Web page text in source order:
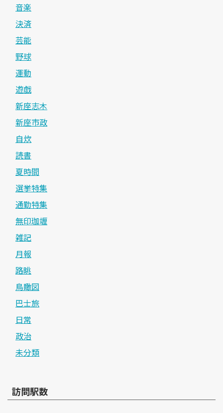
音楽
決済
芸能
野球
運動
遊戯
新座志木
新座市政
自炊
読書
夏時間
選挙特集
通勤特集
無印珈竰
雑記
月報
路眺
鳥瞰図
巴士旅
日常
政治
未分類
訪問駅数